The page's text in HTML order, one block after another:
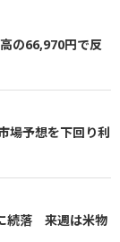
の66,970円で反
場予想を下回り利
続落 来週は米物